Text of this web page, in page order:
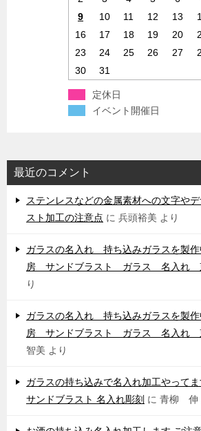
9
10 11 12 13
16
17 18 19 20
23
24 25 26 27
30
31
定休日
イベント開催日
最近のコメント
ステンレスなどの金属素材への文字や
スト加工の注意点 に 兵頭裕美 より
ガラスの名入れ 持ち込みガラスを製
房 サンドブラスト ガラス 名入れ
り
ガラスの名入れ 持ち込みガラスを製
房 サンドブラスト ガラス 名入れ
智美 より
ガラスの持ち込みで名入れ加工やって
サンドブラスト 名入れ彫刻 に 青柳 伸